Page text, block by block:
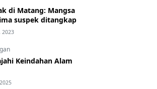
di Matang: Mangsa
suspek ditangkap
2023
Keindahan Alam